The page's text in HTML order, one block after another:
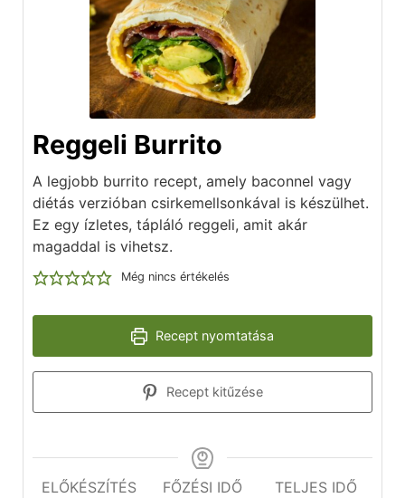
Reggeli Burrito
A legjobb burrito recept, amely baconnel vagy
diétás verzióban csirkemellsonkával is készülhet.
Ez egy ízletes, tápláló reggeli, amit akár
magaddal is vihetsz.
Még nincs értékelés
Recept nyomtatása
Recept kitűzése
ELŐKÉSZÍTÉS
FŐZÉSI IDŐ
TELJES IDŐ